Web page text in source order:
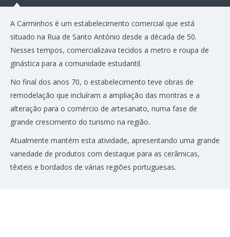
A Carminhos é um estabelecimento comercial que está
situado na Rua de Santo António desde a década de 50.
Nesses tempos, comercializava tecidos a metro e roupa de
ginástica para a comunidade estudantil.
No final dos anos 70, o estabelecimento teve obras de
remodelação que incluíram a ampliação das montras e a
alteração para o comércio de artesanato, numa fase de
grande crescimento do turismo na região.
Atualmente mantém esta atividade, apresentando uma grande
variedade de produtos com destaque para as cerâmicas,
têxteis e bordados de várias regiões portuguesas.